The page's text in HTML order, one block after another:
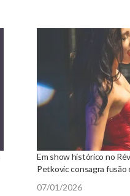
Em show histórico no
Petkovic consagra fusão
07/01/2026